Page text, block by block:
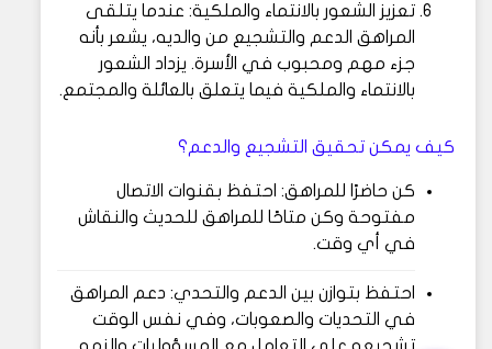
تعزيز الشعور بالانتماء والملكية: عندما يتلقى
المراهق الدعم والتشجيع من والديه، يشعر بأنه
جزء مهم ومحبوب في الأسرة. يزداد الشعور
بالانتماء والملكية فيما يتعلق بالعائلة والمجتمع.
كيف يمكن تحقيق التشجيع والدعم؟
كن حاضرًا للمراهق: احتفظ بقنوات الاتصال
مفتوحة وكن متاحًا للمراهق للحديث والنقاش
في أي وقت.
احتفظ بتوازن بين الدعم والتحدي: دعم المراهق
في التحديات والصعوبات، وفي نفس الوقت